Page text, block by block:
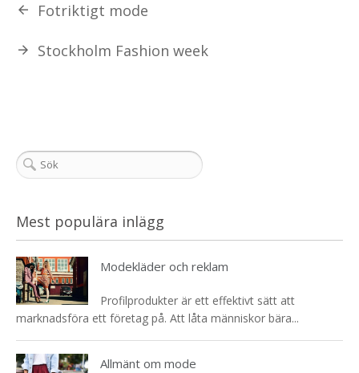
Fotriktigt mode
Stockholm Fashion week
Mest populära inlägg
Modekläder och reklam
Profilprodukter är ett effektivt sätt att
marknadsföra ett företag på. Att låta människor bära...
Allmänt om mode